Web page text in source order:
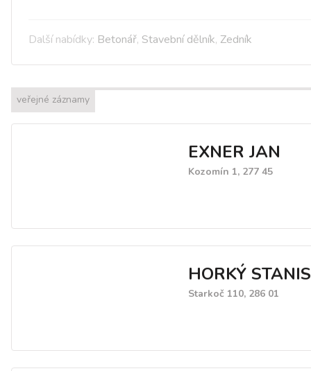
Další nabídky: Betonář, Stavební dělník, Zedník
veřejné záznamy
EXNER JAN
Kozomín 1, 277 45
HORKÝ
Starkoč 110, 286 01